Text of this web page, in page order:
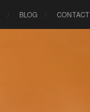
BLOG CONTACT